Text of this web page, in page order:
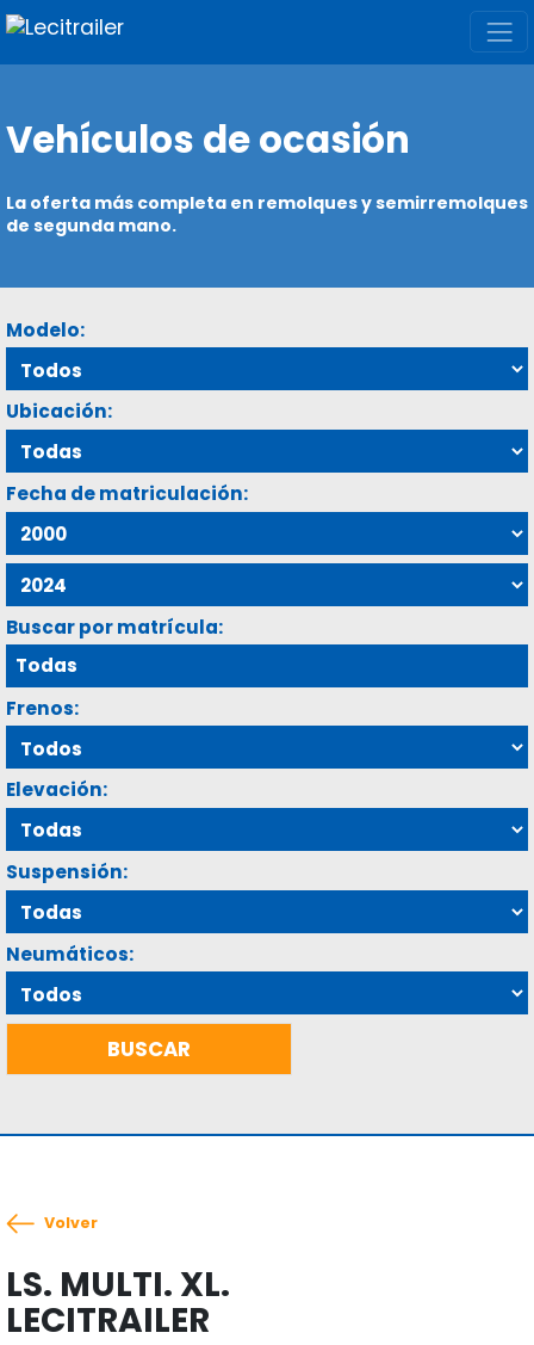
Vehículos de ocasión
La oferta más completa en remolques y semirremolques
de segunda mano.
Modelo:
Ubicación:
Fecha de matriculación:
Buscar por matrícula:
Frenos:
Elevación:
Suspensión:
Neumáticos:
Volver
LS. MULTI. XL.
LECITRAILER